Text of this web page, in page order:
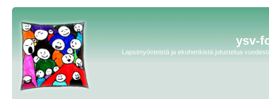
ysv-
Lapsimyönteistä ja ekohenkistä jutustelua